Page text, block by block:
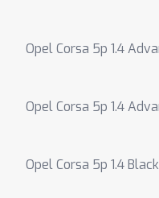
Opel Corsa 5p 1.4
Opel Corsa 5p 1.4
Opel Corsa 5p 1.4